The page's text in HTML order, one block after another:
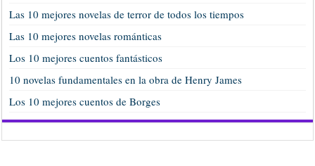
Las 10 mejores novelas de terror de todos los tiempos
Las 10 mejores novelas románticas
Los 10 mejores cuentos fantásticos
10 novelas fundamentales en la obra de Henry James
Los 10 mejores cuentos de Borges